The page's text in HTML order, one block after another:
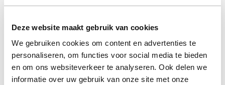
Deze website maakt gebruik van cookies
We gebruiken cookies om content en advertenties te
personaliseren, om functies voor social media te bieden
en om ons websiteverkeer te analyseren. Ook delen we
informatie over uw gebruik van onze site met onze
Vraag dan gratis en geheel vrijblijvend een
een selectie van goede vermogensbeheerders die het
voorkeuren.
Gratis Selectierapport